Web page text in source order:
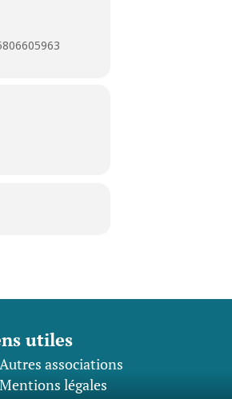
utiles
Autres associations
Mentions légales